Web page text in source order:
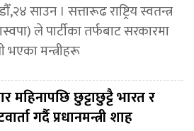
साउन । सत्तारूढ राष्ट्रिय स्वतन्त्र
ले पार्टीका तर्फबाट सरकारमा
भएका मन्त्रीहरू
महिनापछि छुट्टाछुट्टै भारत र
गर्दै प्रधानमन्त्री शाह